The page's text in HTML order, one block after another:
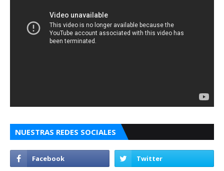
NUESTRAS REDES SOCIALES